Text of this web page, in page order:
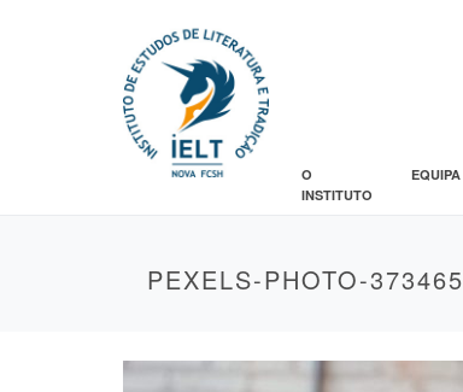
O
INSTITUTO
EQUIPA
PEXELS-PHOTO-373465